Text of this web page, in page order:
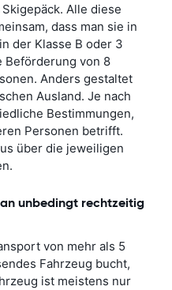
Alle diese
dass man sie in
der Klasse B oder 3
Beförderung von 8
Anders gestaltet
Ausland. Je nach
Bestimmungen,
Personen betrifft.
über die jeweiligen
unbedingt rechtzeitig
von mehr als 5
Fahrzeug bucht,
ist meistens nur